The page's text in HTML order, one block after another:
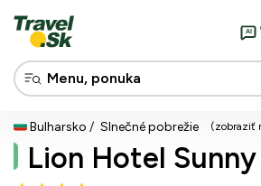
AI
Bulharsko Slnečné pobrežie (zobraziť
Lion Hotel